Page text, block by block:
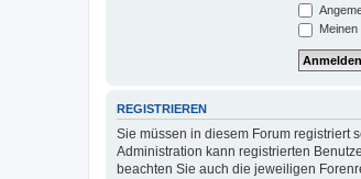
REGISTRIEREN
Sie müssen in diesem Forum registriert
Administration kann registrierten
beachten Sie auch die jeweiligen